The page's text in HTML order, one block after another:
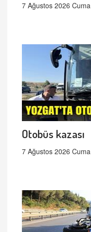
7 Ağustos 2026 Cuma
Otobüs kazası
7 Ağustos 2026 Cuma